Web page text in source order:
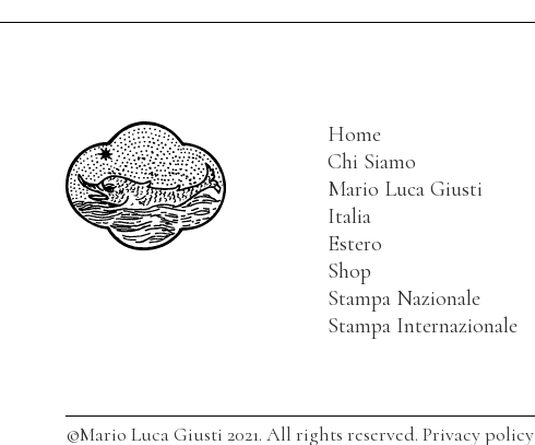
Home
Chi Siamo
Mario Luca Giusti
Italia
Estero
Shop
Stampa Nazionale
Stampa Internazionale
©Mario Luca Giusti 2021. All rights reserved. Privacy policy